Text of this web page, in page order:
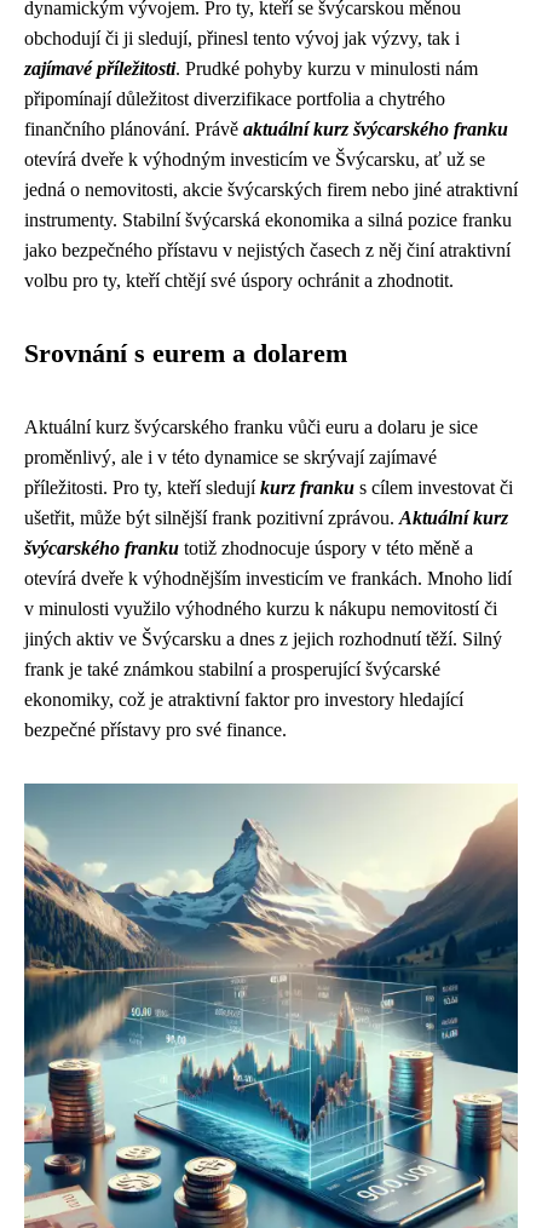
dynamickým vývojem. Pro ty, kteří se švýcarskou měnou
obchodují či ji sledují, přinesl tento vývoj jak výzvy, tak i
zajímavé příležitosti. Prudké pohyby kurzu v minulosti nám
připomínají důležitost diverzifikace portfolia a chytrého
finančního plánování. Právě aktuální kurz švýcarského franku
otevírá dveře k výhodným investicím ve Švýcarsku, ať už se
jedná o nemovitosti, akcie švýcarských firem nebo jiné atraktivní
instrumenty. Stabilní švýcarská ekonomika a silná pozice franku
jako bezpečného přístavu v nejistých časech z něj činí atraktivní
volbu pro ty, kteří chtějí své úspory ochránit a zhodnotit.
Srovnání s eurem a dolarem
Aktuální kurz švýcarského franku vůči euru a dolaru je sice
proměnlivý, ale i v této dynamice se skrývají zajímavé
příležitosti. Pro ty, kteří sledujíkurz franku s cílem investovat či
ušetřit, může být silnější frank pozitivní zprávou. Aktuální kurz
švýcarského franku totiž zhodnocuje úspory v této měně a
otevírá dveře k výhodnějším investicím ve frankách. Mnoho lidí
v minulosti využilo výhodného kurzu k nákupu nemovitostí či
jiných aktiv ve Švýcarsku a dnes z jejich rozhodnutí těží. Silný
frank je také známkou stabilní a prosperující švýcarské
ekonomiky, což je atraktivní faktor pro investory hledající
bezpečné přístavy pro své finance.